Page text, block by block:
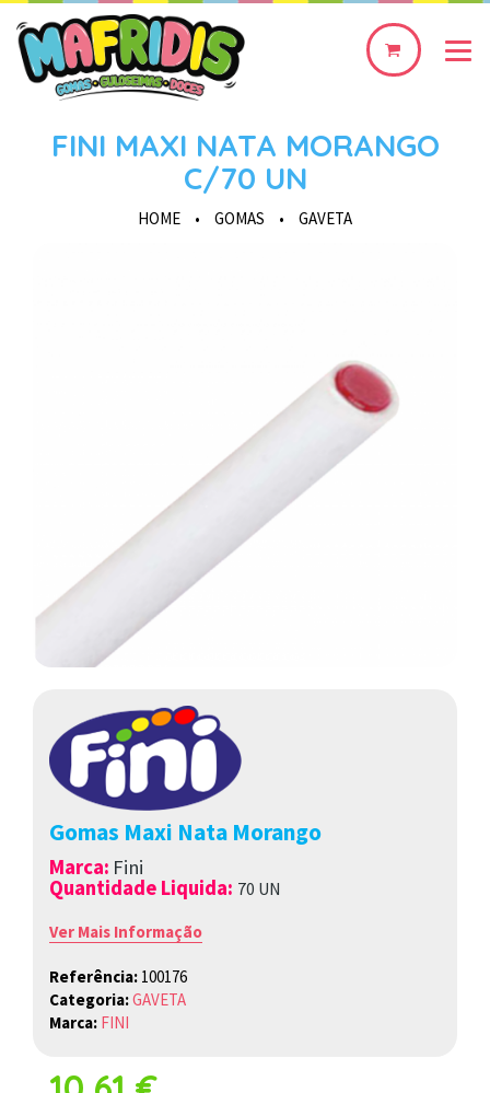
0
FINI MAXI NATA MORANGO
C/70 UN
HOME • GOMAS • GAVETA
Gomas Maxi Nata Morango
Marca: Fini
Quantidade Liquida: 70 UN
Ver Mais Informação
Referência: 100176
Categoria:GAVETA
Marca: FINI